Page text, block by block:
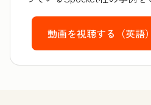
動画を視聴する（英語）